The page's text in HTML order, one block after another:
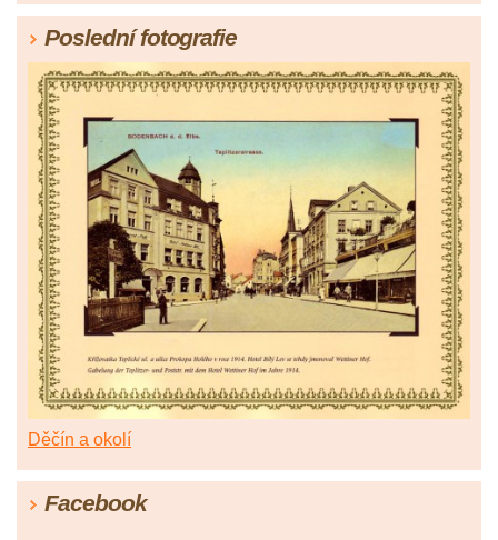
Poslední fotografie
Děčín a okolí
Facebook